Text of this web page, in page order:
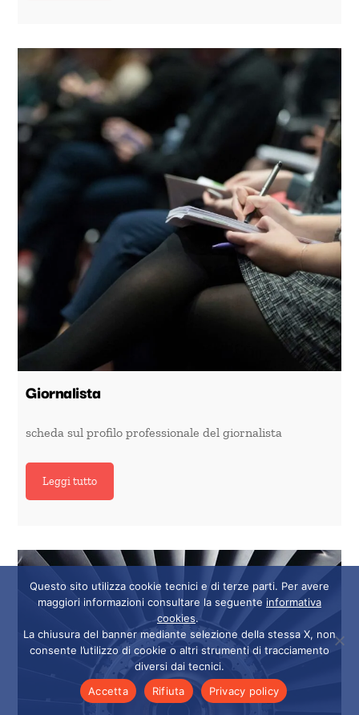
Giornalista
scheda sul profilo professionale del giornalista
Leggi tutto
Questo sito utilizza cookie tecnici e di terze parti. Per avere
maggiori informazioni consultare la seguente informativa
cookies.
La chiusura del banner mediante selezione della stessa X, non
consente l’utilizzo di cookie o altri strumenti di tracciamento
diversi dai tecnici.
Accetta
Rifiuta Privacy policy